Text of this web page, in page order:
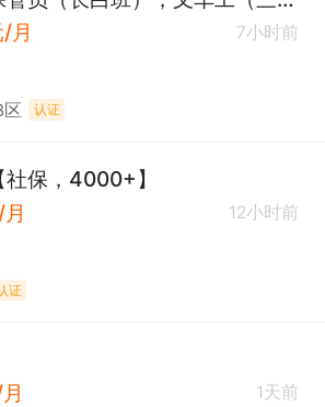
月
7小时前
区 认证
保，4000+】
12小时前
证
1天前